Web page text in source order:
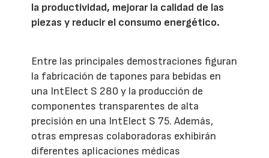
la productividad, mejorar la calidad de las
piezas y reducir el consumo energético.
Entre las principales demostraciones figuran
la fabricación de tapones para bebidas en
una IntElect S 280 y la producción de
componentes transparentes de alta
precisión en una IntElect S 75. Además,
otras empresas colaboradoras exhibirán
diferentes aplicaciones médicas